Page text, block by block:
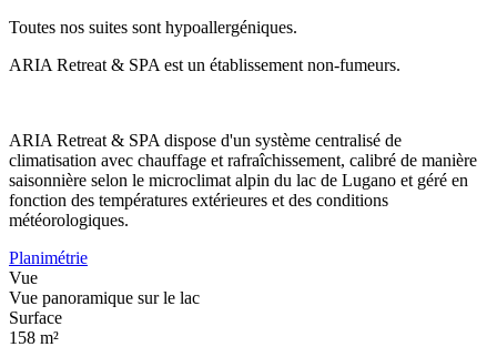
Toutes nos suites sont hypoallergéniques.
ARIA Retreat & SPA est un établissement non-fumeurs.
ARIA Retreat & SPA dispose d'un système centralisé de
climatisation avec chauffage et rafraîchissement, calibré de manière
saisonnière selon le microclimat alpin du lac de Lugano et géré en
fonction des températures extérieures et des conditions
météorologiques.
Planimétrie
Vue
Vue panoramique sur le lac
Surface
158 m²